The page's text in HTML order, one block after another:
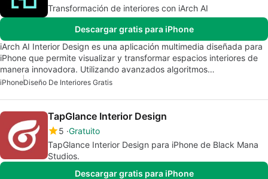
Transformación de interiores con iArch AI
Descargar gratis para iPhone
iArch AI Interior Design es una aplicación multimedia diseñada para
iPhone que permite visualizar y transformar espacios interiores de
manera innovadora. Utilizando avanzados algoritmos…
iPhoneDiseño De Interiores Gratis
TapGlance Interior Design
5 Gratuito
TapGlance Interior Design para iPhone de Black Mana
Studios.
Descargar gratis para iPhone